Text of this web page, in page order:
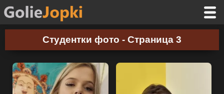
Студентки фото - Страница 3